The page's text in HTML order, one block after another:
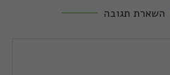
השארת תגובה